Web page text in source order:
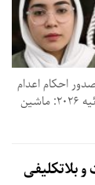
احکام اعدام
به اتهام «بغی» تا اعدام مادرانی با چند فرزند ماهنامه ژوئیه ۲۰۲۶: ماشین
و بلاتکلیفی